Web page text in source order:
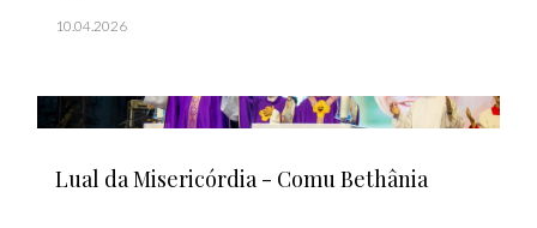
10.04.2026
Lual da Misericórdia - Comu Bethânia